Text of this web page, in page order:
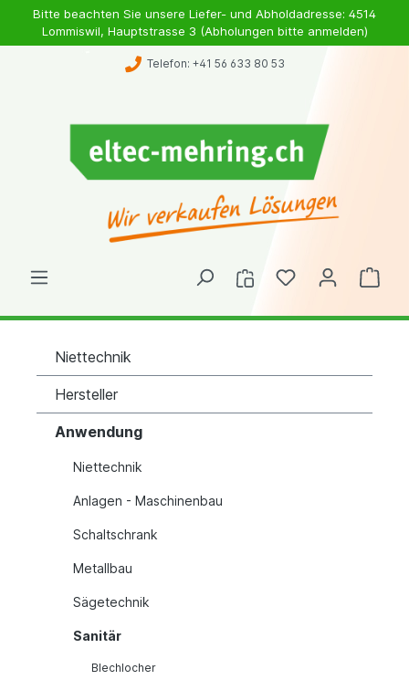
Bitte beachten Sie unsere Liefer- und Abholdadresse: 4514
Lommiswil, Hauptstrasse 3 (Abholungen bitte anmelden)
Telefon: +41 56 633 80 53
Niettechnik
Hersteller
Anwendung
Niettechnik
Anlagen - Maschinenbau
Schaltschrank
Metallbau
Sägetechnik
Sanitär
Blechlocher